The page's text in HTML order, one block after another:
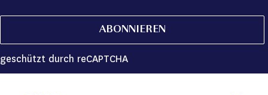
ABONNIEREN
geschützt durch reCAPTCHA